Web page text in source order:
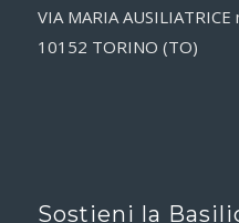
VIA MARIA AUSILIATRICE
10152 TORINO (TO)
Sostieni la